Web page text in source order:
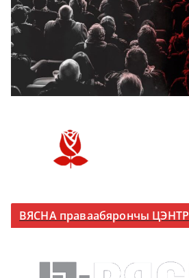
ВЯСНА праваабярончы ЦЭНТР